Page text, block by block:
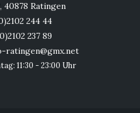
40878 Ratingen
244 44
237 89
ratingen@gmx.net
11:30 - 23:00 Uhr